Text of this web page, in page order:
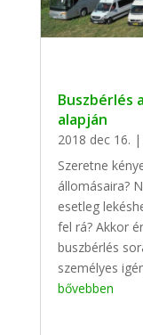
Buszbérlés
alapján
2018 dec 16. |
Szeretne
állomásaira?
esetleg
fel rá? Akkor
buszbérlés
személyes
bővebben